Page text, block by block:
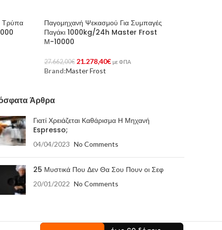
Τρύπα
Παγομηχανή Ψεκασμού Για Συμπαγές
Παγάκι 1000kg/24h Master Frost
Μ-10000
27.662,00€ 21.278,40€ με ΦΠΑ
Προσθήκη Στο Καλάθι
Brand:Master Frost
Άρθρα
Γιατί Χρειάζεται Καθάρισμα Η Μηχανή
Espresso;
04/04/2023 No Comments
25 Μυστικά Που Δεν Θα Σου Πουν οι Σεφ
20/01/2022 No Comments